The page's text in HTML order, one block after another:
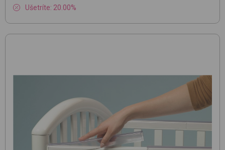
Ušetríte: 20.00%